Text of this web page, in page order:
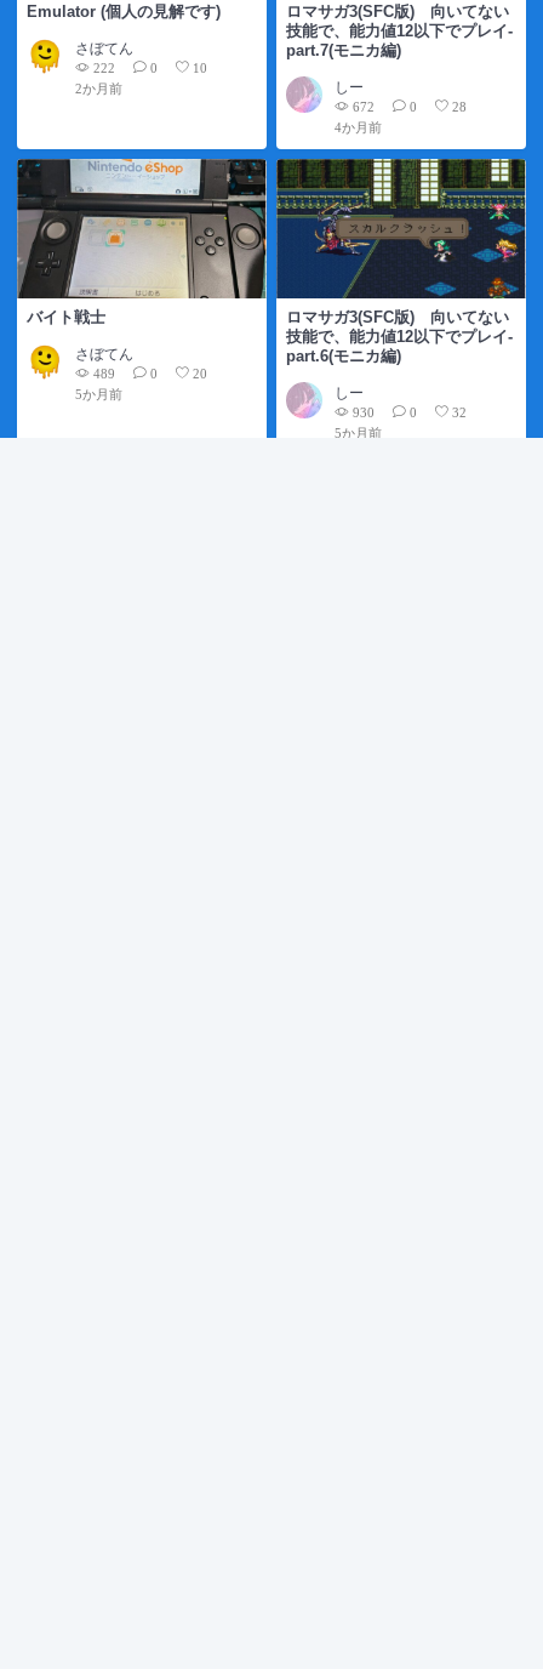
Emulator (個人の見解です)
さぼてん
222 0
10
2か月前
ロマサガ3(SFC版) 向いてない
技能で、能力値12以下でプレイ-
part.7(モニカ編)
しー
672 0
28
4か月前
バイト戦士
さぼてん
489 0
20
5か月前
ロマサガ3(SFC版) 向いてない
技能で、能力値12以下でプレイ-
part.6(モニカ編)
しー
930 0
32
5か月前